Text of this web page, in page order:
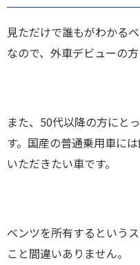
見ただけで誰もがわかる
なので、外車デビューの方
また、50代以降の方にと
す。国産の普通乗用車に
いただきたい車です。
ベンツを所有するという
こと間違いありません。